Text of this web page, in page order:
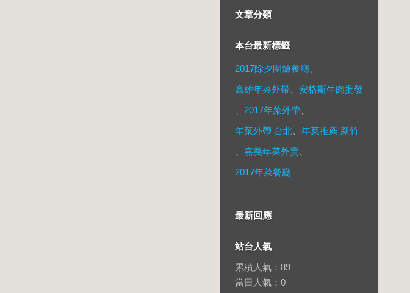
文章分類
本台最新標籤
2017除夕圍爐餐廳
高雄年菜外帶
安格斯牛肉批發
2017年菜外帶
年菜外帶 台北
年菜推薦 新竹
嘉義年菜外賣
2017年菜餐廳
最新回應
站台人氣
累積人氣： 89
當日人氣： 0